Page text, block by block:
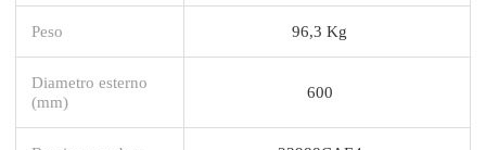
Peso 96,3 Kg
Diametro esterno
(mm)
600